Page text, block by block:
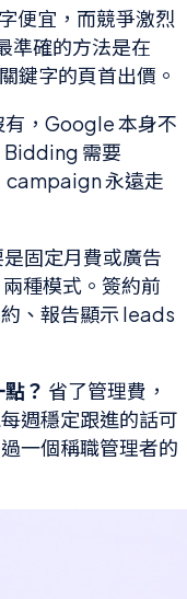
便宜，而競爭激烈
準確的方法是在
鍵字的頁首出價。
有，Google 本身不
Bidding 需要
campaign 永遠走
是固定月費或廣告
種模式。簽約前
、報告顯示 leads
？ 省了管理費，
週穩定跟進的話可
一個稱職管理者的